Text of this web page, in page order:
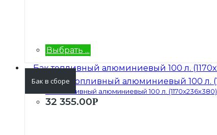
Выбрать ...
Бак в сборе
Бак топливный алюминиевый 100 л. (1170х236х380)
32 355.00Р